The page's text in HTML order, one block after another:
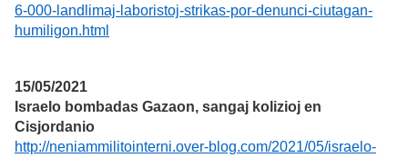
6-000-landlimaj-laboristoj-strikas-por-denunci-ciutagan-
humiligon.html
15/05/2021
Israelo bombadas Gazaon, sangaj kolizioj en
Cisjordanio
http://neniammilitointerni.over-blog.com/2021/05/israelo-